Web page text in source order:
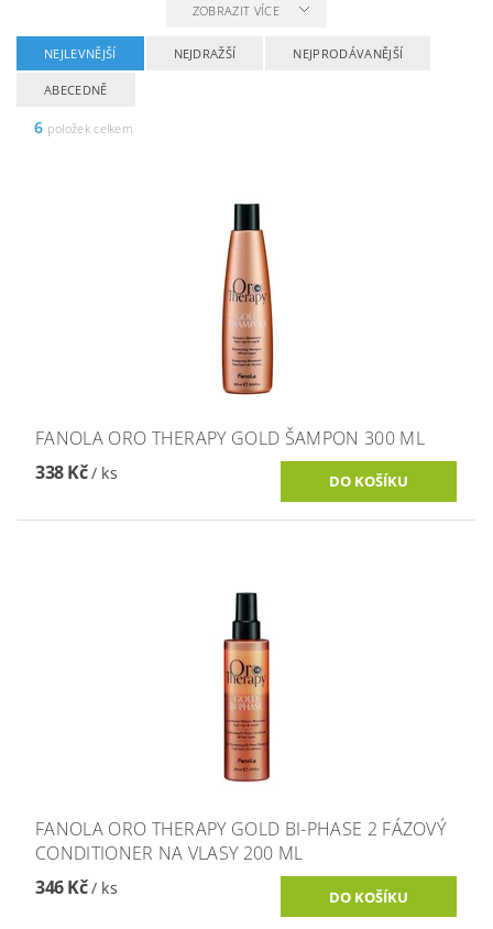
ZOBRAZIT VÍCE
NEJLEVNĚJŠÍ NEJDRAŽŠÍ NEJPRODÁVANĚJŠÍ
ABECEDNĚ
6 položek celkem
FANOLA ORO THERAPY GOLD ŠAMPON 300 ML
338 Kč/ ks
FANOLA ORO THERAPY GOLD BI-PHASE 2 FÁZOVÝ
CONDITIONER NA VLASY 200 ML
346 Kč/ ks